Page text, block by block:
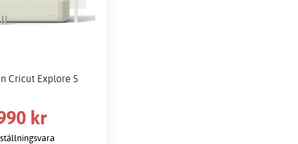
Cricut Explore 5
kr